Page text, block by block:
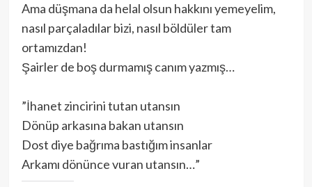
Ama düşmana da helal olsun hakkını yemeyelim,
nasıl parçaladılar bizi, nasıl böldüler tam
ortamızdan!
Şairler de boş durmamış canım yazmış…
”İhanet zincirini tutan utansın
Dönüp arkasına bakan utansın
Dost diye bağrıma bastığım insanlar
Arkamı dönünce vuran utansın…”